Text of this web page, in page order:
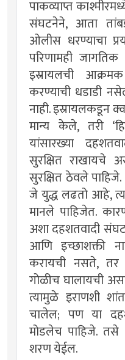
पाकव्याप्त
संघटनेने, आता
ओलीस धरण्याचा
परिणामही
इस्रायलची
करण्याची धडाडी
नाही. इस्रायलकडून
मान्य केले, तरी
यांसारख्या
सुरक्षित राखायचे
सुरक्षित ठेवले पाहिजे.
जे युद्ध लढतो आहे,
मानले पाहिजेत.
अशा दहशतवादी
आणि इच्छाशक्ती
करायची नसते, तर
गोळीच घालायची
त्यामुळे इराणशी
चालेल; पण या
मोडलेच पाहिजे.
शरण येईल.